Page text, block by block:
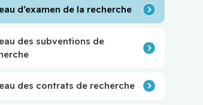
d’examen de la recherche
des subventions de
des contrats de recherche